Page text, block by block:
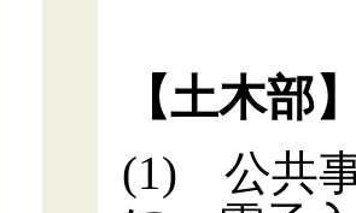
【土木部
(1) 公共